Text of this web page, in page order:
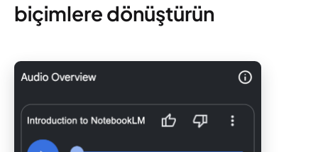
biçimlere dönüştürün